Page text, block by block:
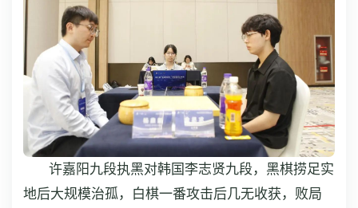
许嘉阳九段执黑对韩国李志贤九段，黑棋捞足实
地后大规模治孤，白棋一番攻击后几无收获，败局